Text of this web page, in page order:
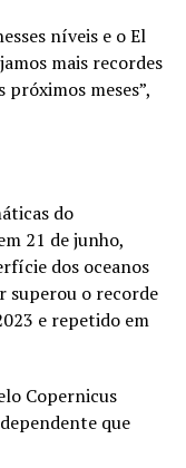
níveis e o El
mais recordes
meses”,
do
21 de junho,
dos oceanos
superou o recorde
e repetido em
Copernicus
que